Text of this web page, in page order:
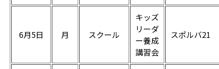
6月5日 月 スクール
キッズ
リーダ
ー養成
講習会
スポルバ21